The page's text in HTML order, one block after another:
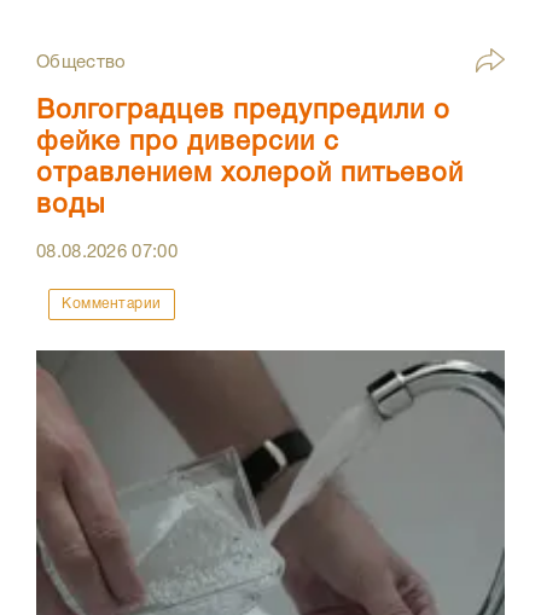
Общество
Волгоградцев предупредили о
фейке про диверсии с
отравлением холерой питьевой
воды
08.08.202607:00
Комментарии